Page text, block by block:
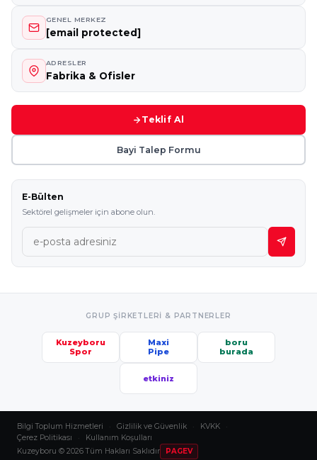
GENEL MERKEZ
[email protected]
ADRESLER
Fabrika & Ofisler
Teklif Al
Bayi Talep Formu
E-Bülten
Sektörel gelişmeler için abone olun.
GRUP ŞIRKETLERI & PARTNERLER
Kuzeyboru
Spor
Maxi
Pipe
boru
burada
etkiniz
Bilgi Toplum Hizmetleri · Gizlilik ve Güvenlik · KVKK
·
Çerez Politikası
·
Kullanım Koşulları
Kuzeyboru © 2026 Tüm Hakları Saklıdır
PAGEV